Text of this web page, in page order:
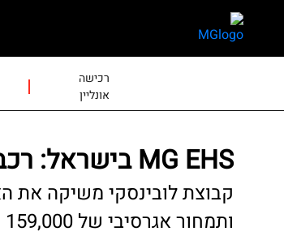
רכישה
אונליין
MG EHS בישראל: רכב פנאי היברידי-נטען
ותמחור אגרסיבי של 159,000 שקלים